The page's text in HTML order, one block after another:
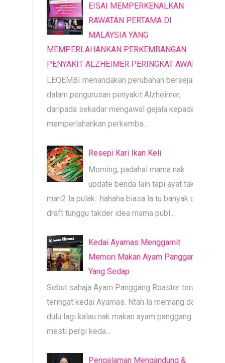
EISAI MEMPERKENALKAN
RAWATAN PERTAMA DI
MALAYSIA YANG
MEMPERLAHANKAN PERKEMBANGAN
PENYAKIT ALZHEIMER PERINGKAT AWAL
LEQEMBI menandakan perubahan bersejarah
dalam pengurusan penyakit Alzheimer,
daripada sekadar mengawal gejala kepada
memperlahankan perkemba...
Resepi Kari Ikan Keli
Morning, padahal mama nak
update benda lain tapi ayat tak
mari2 la pulak.. hahaha biasa la tu banyak dah
draft tunggu takder idea mama publ...
Kedai Ayamas Menggamit
Memori Makan Ayam Panggang
Yang Sedap
Sebut sahaja Ayam Panggang Roaster terus
teringat kedai Ayamas. Ntah la memang dari
dulu lagi kalau nak makan ayam panggang
mesti pergi keda...
Pengalaman Mengandung &